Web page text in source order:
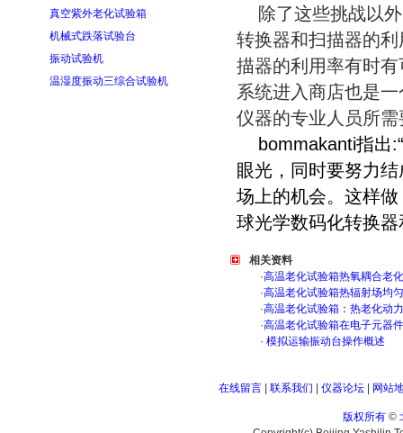
真空紫外老化试验箱
机械式跌落试验台
振动试验机
温湿度振动三综合试验机
除了这些挑战以外
转换器和扫描器的
描器的利用率有时
系统进入商店也是
仪器的专业人员所
bommakanti指出
眼光，同时要努力
场上的机会。这样
球光学数码化转换
相关资料
·高温老化试验箱热氧耦合老
·高温老化试验箱热辐射场均
·高温老化试验箱：热老化动
·高温老化试验箱在电子元器
· 模拟运输振动台操作概述
在线留言| 联系我们 仪器论坛| 网站
版权所有©